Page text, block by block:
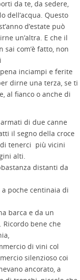
da te, da sedere,
dell’acqua. Questo
d’estate può
un’altra. E che il
com’è fatto, non
inciampi e ferite
dirne una terza, se ti
al fianco o anche di
di due canne
il segno della croce
di tenerci più vicini
alti.
distanti da
a poche centinaia di
barca e da un
bene che
di vini col
silenzioso coi
ancorato, a